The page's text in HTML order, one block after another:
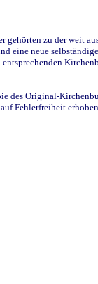
zu der weit
eine neue
des Original-
Fehlerfreiheit erhoben.